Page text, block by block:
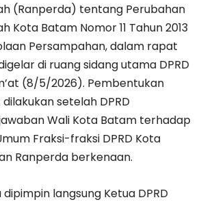
(Ranperda) tentang Perubahan
Kota Batam Nomor 11 Tahun 2013
Persampahan, dalam rapat
di ruang sidang utama DPRD
(8/5/2026). Pembentukan
setelah DPRD
Wali Kota Batam terhadap
Fraksi-fraksi DPRD Kota
Ranperda berkenaan.
langsung Ketua DPRD